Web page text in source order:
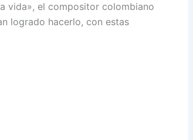
vida», el compositor colombiano
logrado hacerlo, con estas